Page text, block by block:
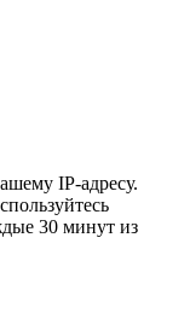
IP-адресу.
30 минут из